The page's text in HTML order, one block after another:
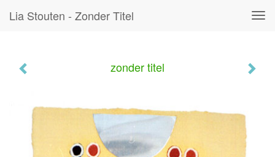
Lia Stouten - Zonder Titel
zonder titel